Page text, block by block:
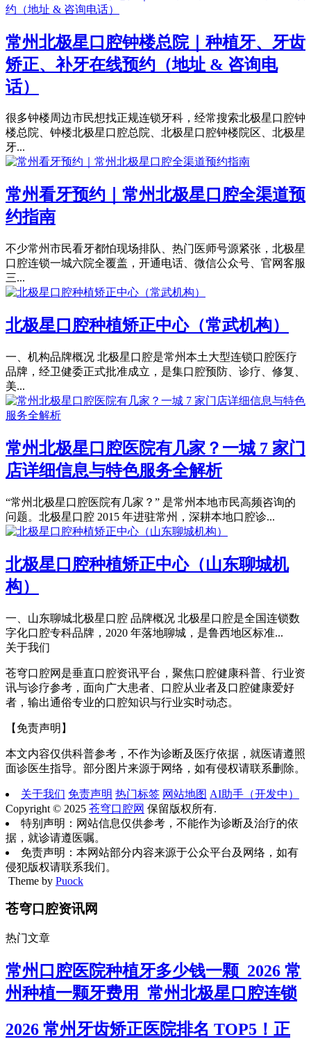
常州北极星口腔钟楼总院｜种植牙、牙齿
矫正、补牙在线预约（地址 & 咨询电
话）
很多钟楼周边市民想找正规连锁牙科，经常搜索北极星口腔钟
楼总院、钟楼北极星口腔总院、北极星口腔钟楼院区、北极星
牙...
常州看牙预约｜常州北极星口腔全渠道预
约指南
不少常州市民看牙都怕现场排队、热门医师号源紧张，北极星
口腔连锁一城六院全覆盖，开通电话、微信公众号、官网客服
三...
北极星口腔种植矫正中心（常武机构）
一、机构品牌概况 北极星口腔是常州本土大型连锁口腔医疗
品牌，经卫健委正式批准成立，是集口腔预防、诊疗、修复、
美...
常州北极星口腔医院有几家？一城 7 家门
店详细信息与特色服务全解析
“常州北极星口腔医院有几家？” 是常州本地市民高频咨询的
问题。北极星口腔 2015 年进驻常州，深耕本地口腔诊...
北极星口腔种植矫正中心（山东聊城机
构）
一、山东聊城北极星口腔 品牌概况 北极星口腔是全国连锁数
字化口腔专科品牌，2020 年落地聊城，是鲁西地区标准...
关于我们
苍穹口腔网是垂直口腔资讯平台，聚焦口腔健康科普、行业资
讯与诊疗参考，面向广大患者、口腔从业者及口腔健康爱好
者，输出通俗专业的口腔知识与行业实时动态。
【免责声明】
本文内容仅供科普参考，不作为诊断及医疗依据，就医请遵照
面诊医生指导。部分图片来源于网络，如有侵权请联系删除。
关于我们 免责声明 热门标签 网站地图 AI助手（开发中）
Copyright © 2025 苍穹口腔网 保留版权所有.
特别声明：网站信息仅供参考，不能作为诊断及治疗的依
据，就诊请遵医嘱。
免责声明：本网站部分内容来源于公众平台及网络，如有
侵犯版权请联系我们。
Theme by Puock
苍穹口腔资讯网
热门文章
常州口腔医院种植牙多少钱一颗_2026 常
州种植一颗牙费用_常州北极星口腔连锁
2026 常州牙齿矫正医院排名 TOP5！正